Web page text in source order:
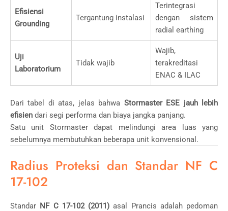
Efisiensi
Grounding
Tergantung instalasi
Terintegrasi
dengan sistem
radial earthing
Uji
Laboratorium
Tidak wajib
Wajib,
terakreditasi
ENAC & ILAC
Dari tabel di atas, jelas bahwa Stormaster ESE jauh lebih
efisien dari segi performa dan biaya jangka panjang.
Satu unit Stormaster dapat melindungi area luas yang
sebelumnya membutuhkan beberapa unit konvensional.
Radius Proteksi dan Standar NF C
17-102
Standar NF C 17-102 (2011) asal Prancis adalah pedoman